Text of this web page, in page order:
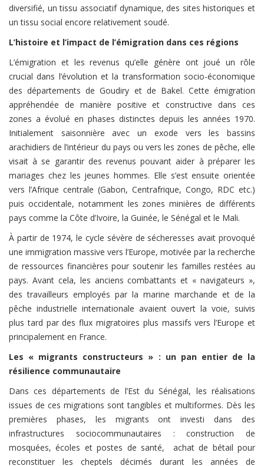
diversifié, un tissu associatif dynamique, des sites historiques et
un tissu social encore relativement soudé.
L’histoire et l’impact de l’émigration dans ces régions
L’émigration et les revenus qu’elle génère ont joué un rôle
crucial dans l’évolution et la transformation socio-économique
des départements de Goudiry et de Bakel. Cette émigration
appréhendée de manière positive et constructive dans ces
zones a évolué en phases distinctes depuis les années 1970.
Initialement saisonnière avec un exode vers les bassins
arachidiers de l’intérieur du pays ou vers les zones de pêche, elle
visait à se garantir des revenus pouvant aider à préparer les
mariages chez les jeunes hommes. Elle s’est ensuite orientée
vers l’Afrique centrale (Gabon, Centrafrique, Congo, RDC etc.)
puis occidentale, notamment les zones minières de différents
pays comme la Côte d’Ivoire, la Guinée, le Sénégal et le Mali.
À partir de 1974, le cycle sévère de sécheresses avait provoqué
une immigration massive vers l’Europe, motivée par la recherche
de ressources financières pour soutenir les familles restées au
pays. Avant cela, les anciens combattants et « navigateurs »,
des travailleurs employés par la marine marchande et de la
pêche industrielle internationale avaient ouvert la voie, suivis
plus tard par des flux migratoires plus massifs vers l’Europe et
principalement en France.
Les « migrants constructeurs » : un pan entier de la
résilience communautaire
Dans ces départements de l’Est du Sénégal, les réalisations
issues de ces migrations sont tangibles et multiformes. Dès les
premières phases, les migrants ont investi dans des
infrastructures sociocommunautaires : construction de
mosquées, écoles et postes de santé, achat de bétail pour
reconstituer les cheptels décimés durant les années de